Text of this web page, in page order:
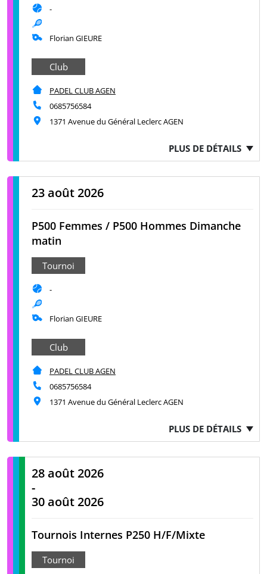
-
Florian GIEURE
Club
PADEL CLUB AGEN
0685756584
1371 Avenue du Général Leclerc AGEN
PLUS DE DÉTAILS
23 août 2026
P500 Femmes / P500 Hommes Dimanche
matin
Tournoi
-
Florian GIEURE
Club
PADEL CLUB AGEN
0685756584
1371 Avenue du Général Leclerc AGEN
PLUS DE DÉTAILS
28 août 2026
-
30 août 2026
Tournois Internes P250 H/F/Mixte
Tournoi